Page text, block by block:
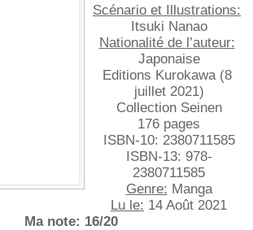
Scénario et Illustrations:
Itsuki Nanao
Nationalité de l’auteur:
Japonaise
Editions Kurokawa (8
juillet 2021)
Collection Seinen
176 pages
ISBN-10:‎ 2380711585
ISBN-13: 978-
2380711585
Genre: Manga
Lu le: 14 Août 2021
Ma note: 16/20